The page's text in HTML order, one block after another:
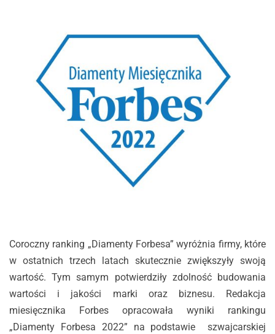
Coroczny ranking „Diamenty Forbesa” wyróżnia firmy, które
w ostatnich trzech latach skutecznie zwiększyły swoją
wartość. Tym samym potwierdziły zdolność budowania
wartości i jakości marki oraz biznesu. Redakcja
miesięcznika Forbes opracowała wyniki rankingu
„Diamenty Forbesa 2022” na podstawie szwajcarskiej